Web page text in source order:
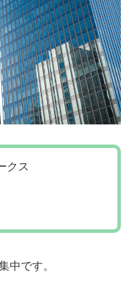
クス
中です。